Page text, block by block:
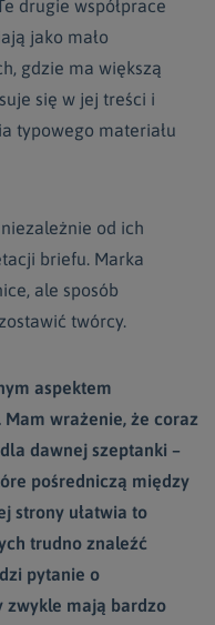
drugie współprace
jako mało
gdzie ma większą
się w jej treści i
typowego materiału
od ich
briefu. Marka
ale sposób
twórcy.
aspektem
wrażenie, że coraz
dawnej szeptanki –
pośredniczą między
strony ułatwia to
trudno znaleźć
pytanie o
zwykle mają bardzo